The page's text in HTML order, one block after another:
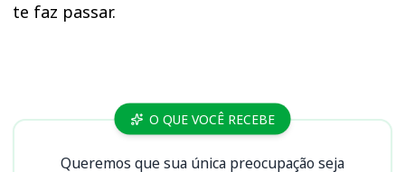
te faz passar.
Cursos UNESPO QUE VOCÊ RECEBE
Queremos que sua única preocupação seja